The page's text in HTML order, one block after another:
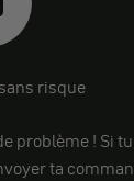
risque
problème ! Si
ta